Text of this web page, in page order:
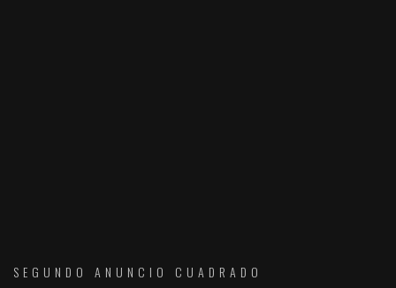
SEGUNDO ANUNCIO CUADRADO